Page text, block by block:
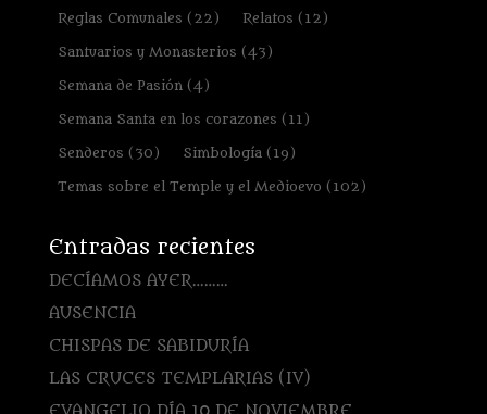
Reglas Comunales (22) Relatos (12)
Santuarios y Monasterios (43)
Semana de Pasión (4)
Semana Santa en los corazones (11)
Senderos (30) Simbología (19)
Temas sobre el Temple y el Medioevo (102)
Entradas recientes
DECÍAMOS AYER………
AUSENCIA
CHISPAS DE SABIDURÍA
LAS CRUCES TEMPLARIAS (IV)